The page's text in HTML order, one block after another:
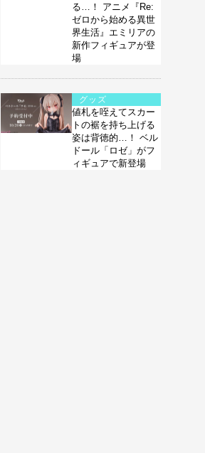
る…！ アニメ『Re:
ゼロから始める異世
界生活』エミリアの
新作フィギュアが登
場
グッズ
値札を咥えてスカー
トの裾を持ち上げる
姿は背徳的…！ ベル
ドール「ロゼ」がフ
ィギュアで新登場